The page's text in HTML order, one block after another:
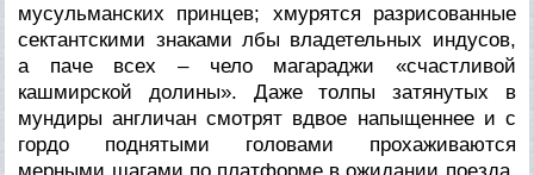
мусульманских принцев; хмурятся разрисованные
сектантскими знаками лбы владетельных индусов,
а паче всех – чело магараджи «счастливой
кашмирской долины». Даже толпы затянутых в
мундиры англичан смотрят вдвое напыщеннее и с
гордо поднятыми головами прохаживаются